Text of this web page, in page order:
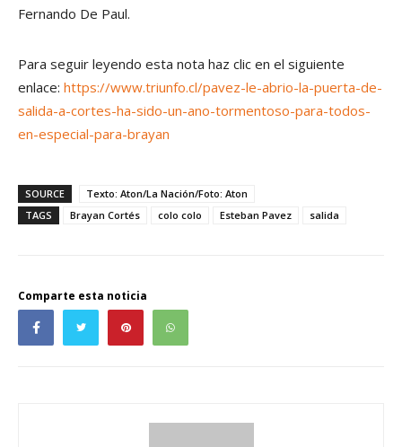
Fernando De Paul.
Para seguir leyendo esta nota haz clic en el siguiente
enlace: https://www.triunfo.cl/pavez-le-abrio-la-puerta-de-
salida-a-cortes-ha-sido-un-ano-tormentoso-para-todos-
en-especial-para-brayan
SOURCE
Texto: Aton/La Nación/Foto: Aton
TAGS
Brayan Cortés colo colo Esteban Pavez salida
Comparte esta noticia